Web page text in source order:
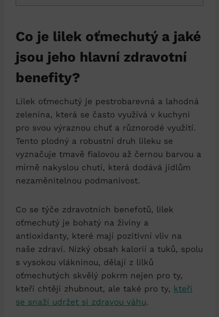
Co je lilek oťmechutý a jaké
jsou jeho hlavní zdravotní
benefity?
Lilek oťmechutý je pestrobarevná a lahodná
zelenina, která se často využívá v kuchyni
pro svou výraznou chuť a různorodé využití.
Tento plodný a robustní druh lileku se
vyznačuje tmavě fialovou až černou barvou a
mírně nakyslou chutí, která dodává jídlům
nezaměnitelnou podmanivost.
Co se týče zdravotních benefotů, lilek
oťmechutý je bohatý na živiny a
antioxidanty, které mají pozitivní vliv na
naše zdraví. Nízký obsah kalorií a tuků, spolu
s vysokou vlákninou, dělají z lilků
oťmechutých skvělý pokrm nejen pro ty,
kteří chtějí zhubnout, ale také pro ty, kteří
se snaží udržet si zdravou váhu.